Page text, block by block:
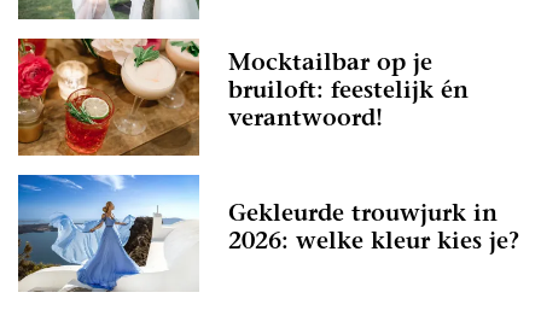
Mocktailbar op je
bruiloft: feestelijk én
verantwoord!
Gekleurde trouwjurk in
2026: welke kleur kies je?